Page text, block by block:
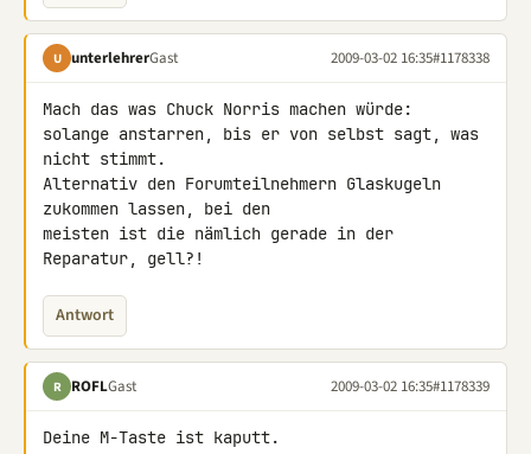
U unterlehrerGast 2009-03-02 16:35#1178338
Mach das was Chuck Norris machen würde:
solange anstarren, bis er von selbst sagt, was
nicht stimmt.
Alternativ den Forumteilnehmern Glaskugeln
zukommen lassen, bei den
meisten ist die nämlich gerade in der
Reparatur, gell?!
Antwort
R ROFLGast 2009-03-02 16:35#1178339
Deine M-Taste ist kaputt.